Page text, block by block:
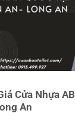
Cửa Nhựa
An